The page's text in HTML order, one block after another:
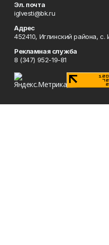
Эл. почта
iglvesti@bk.ru
Адрес
452410, Иглинский района, с.
Рекламная служба
8 (347) 952-19-81